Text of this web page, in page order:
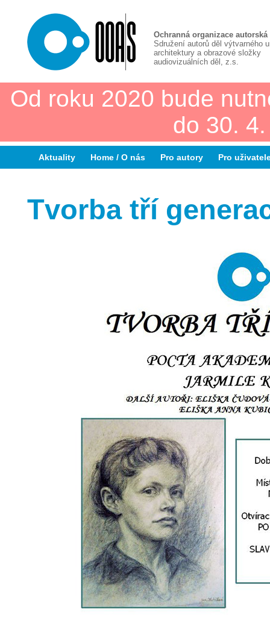
Ochranná organizace autorská
Sdružení autorů děl výtvarného
architektury a obrazové složky
audiovizuálních děl, z.s.
Od roku 2020 bude
do 30.
Aktuality Home / O nás Pro autory Pro
Tvorba tří